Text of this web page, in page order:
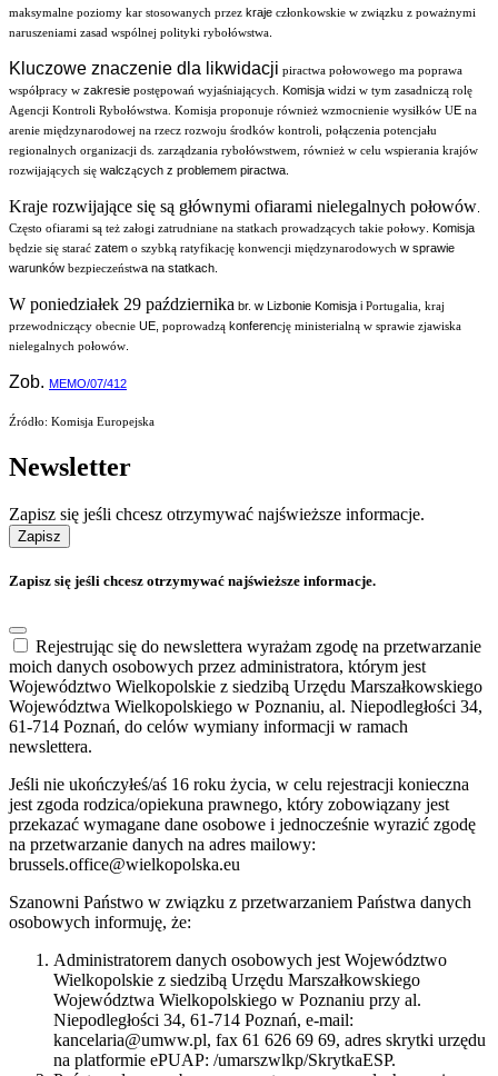
maksymalne poziomy kar stosowanych przez kraje członkowskie w związku z poważnymi
naruszeniami zasad wspólnej polityki rybołówstwa
Kluczowe znaczenie dla likwidacji piractwa połowowego ma poprawa
współpracy w zakresie postępowań wyjaśniających. Komisja widzi w tym zasadniczą rolę
Agencji Kontroli Rybołówstwa. Komisja proponuje również wzmocnienie wysiłków UE na
arenie międzynarodowej na rzecz rozwoju środków kontroli, połączenia potencjału
regionalnych organizacji ds. zarządzania rybołówstwem, również w celu wspierania krajów
rozwijających się walczących z problemem piractwa.
Kraje rozwijające się są głównymi ofiarami nielegalnych połowów
Często ofiarami są też załogi zatrudniane na statkach prowadzących takie połowy . Komisja
będzie się starać zatem o szybką ratyfikację konwencji międzynarodowych w sprawie
warunków bezpieczeństwa na statkach.
W poniedziałek 29 października br. w Lizbonie Komisja i Portugalia, kraj
przewodniczący obecnie UE, poprowadzą konferencję ministerialną w sprawie zjawiska
nielegalnych połowów
Zob. MEMO/07/412
Źródło: Komisja Europejska
Newsletter
Zapisz się jeśli chcesz otrzymywać najświeższe informacje.
Zapisz
Zapisz się jeśli chcesz otrzymywać najświeższe informacje.
Rejestrując się do newslettera wyrażam zgodę na przetwarzanie
moich danych osobowych przez administratora, którym jest
Województwo Wielkopolskie z siedzibą Urzędu Marszałkowskiego
Województwa Wielkopolskiego w Poznaniu, al. Niepodległości 34,
61-714 Poznań, do celów wymiany informacji w ramach
newslettera.
Jeśli nie ukończyłeś/aś 16 roku życia, w celu rejestracji konieczna
jest zgoda rodzica/opiekuna prawnego, który zobowiązany jest
przekazać wymagane dane osobowe i jednocześnie wyrazić zgodę
na przetwarzanie danych na adres mailowy:
brussels.office@wielkopolska.eu
Szanowni Państwo w związku z przetwarzaniem Państwa danych
osobowych informuję, że:
Administratorem danych osobowych jest Województwo
Wielkopolskie z siedzibą Urzędu Marszałkowskiego
Województwa Wielkopolskiego w Poznaniu przy al.
Niepodległości 34, 61-714 Poznań, e-mail:
kancelaria@umww.pl, fax 61 626 69 69, adres skrytki urzędu
na platformie ePUAP: /umarszwlkp/SkrytkaESP.